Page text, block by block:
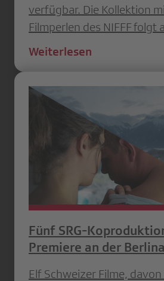
verfügbar. Die Kollektion
Filmperlen des NIFFF folgt
Weiterlesen
Fünf SRG-
Premiere an der
Elf Schweizer Filme,